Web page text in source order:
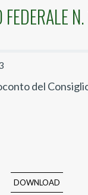
del
DOWNLOAD